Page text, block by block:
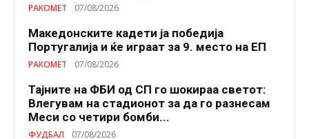
РАКОМЕТ 07/08/2026
Македонските кадети ја победија
Португалија и ќе играат за 9. место на ЕП
РАКОМЕТ 07/08/2026
Тајните на ФБИ од СП го шокираа светот:
Влегувам на стадионот за да го разнесам
Меси со четири бомби...
ФУДБАЛ 07/08/2026